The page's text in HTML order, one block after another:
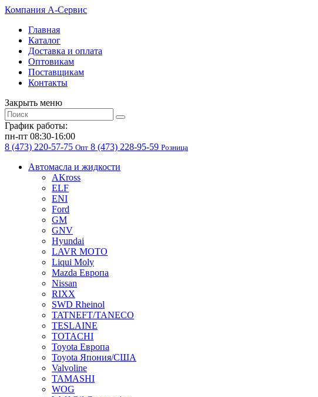
Компания A-Cервис
Главная
Каталог
Доставка и оплата
Оптовикам
Поставщикам
Контакты
Закрыть меню
График работы:
пн-пт 08:30-16:00
8 (473) 220-57-75 Опт 8 (473) 228-95-59 Розница
Автомасла и жидкости
AKross
ELF
ENI
Ford
GM
GNV
Hyundai
LAVR MOTO
Liqui Moly
Mazda Европа
Nissan
RIXX
SWD Rheinol
TATNEFT/TANECO
TESLAINE
TOTACHI
Toyota Европа
Toyota Япония/США
Valvoline
TAMASHI
WOG